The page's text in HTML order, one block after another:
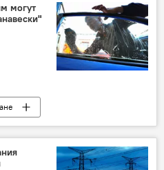
могут